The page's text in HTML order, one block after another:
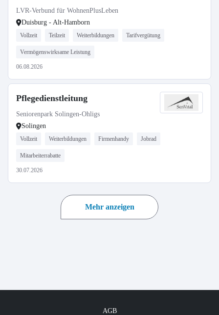
LVR-Verbund für WohnenPlusLeben
Duisburg - Alt-Hamborn
Vollzeit Teilzeit Weiterbildungen Tarifvergütung
Vermögenswirksame Leistung
06.08.2026
Pflegedienstleitung
Seniorenpark Solingen-Ohligs
Solingen
Vollzeit Weiterbildungen Firmenhandy Jobrad
Mitarbeiterrabatte
30.07.2026
Mehr anzeigen
AGB